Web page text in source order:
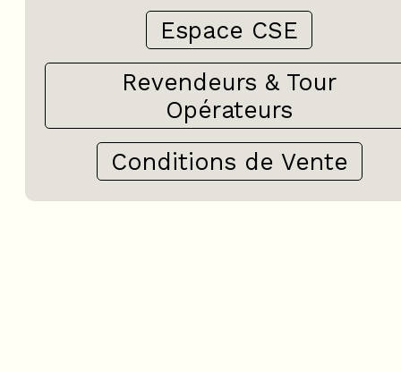
Espace CSE
Revendeurs & Tour
Opérateurs
Conditions de Vente